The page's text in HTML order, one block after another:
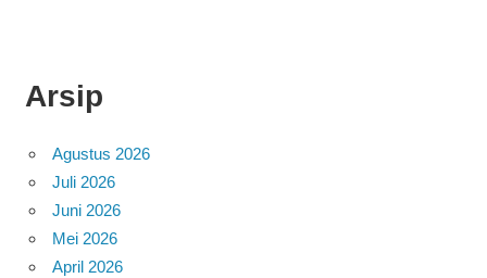
Arsip
Agustus 2026
Juli 2026
Juni 2026
Mei 2026
April 2026